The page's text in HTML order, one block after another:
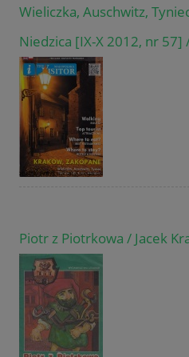
Wieliczka, Auschwitz,
Niedzica [IX-X 2012, nr
Piotr z Piotrkowa / Jacek